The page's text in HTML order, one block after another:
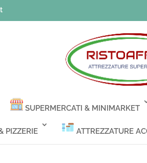
SUPERMERCATI & MINIMARKET
PIZZERIE ATTREZZATURE